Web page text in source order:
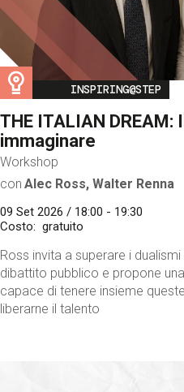
Image
INSPIRING@STEP
THE ITALIAN DREAM:
immaginare
Workshop
con Alec Ross, Walter Renna
09 Set 2026 / 18:00 - 19:30
Costo
gratuito
Ross invita a superare i
dibattito pubblico e propone
capace di tenere insieme
liberarne il talento